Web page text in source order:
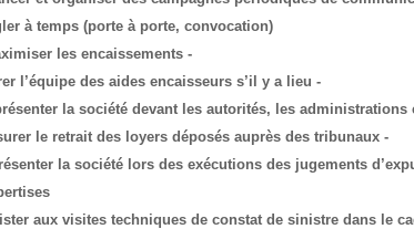
à temps (porte à porte, convocation);
- maximiser les encaissements;
- gérer l’équipe des aides encaisseurs s’il y a lieu;
- assurer le retrait des loyers déposés auprès des tribunaux;
la société lors des exécutions des jugements
aux visites techniques de constat de sinistre dans le